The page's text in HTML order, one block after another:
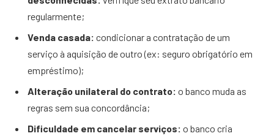
regularmente;
Venda casada: condicionar a contratação de um
serviço à aquisição de outro (ex: seguro obrigatório em
empréstimo);
Alteração unilateral do contrato: o banco muda as
regras sem sua concordância;
Dificuldade em cancelar serviços: o banco cria